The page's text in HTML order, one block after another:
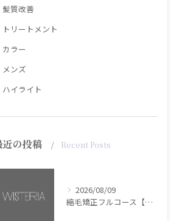
髪質改善
トリートメント
カラー
メンズ
ハイライト
近の投稿 Recent Posts
2026/08/09
縮毛矯正フルコース【銀座・美容室WISTERIA】